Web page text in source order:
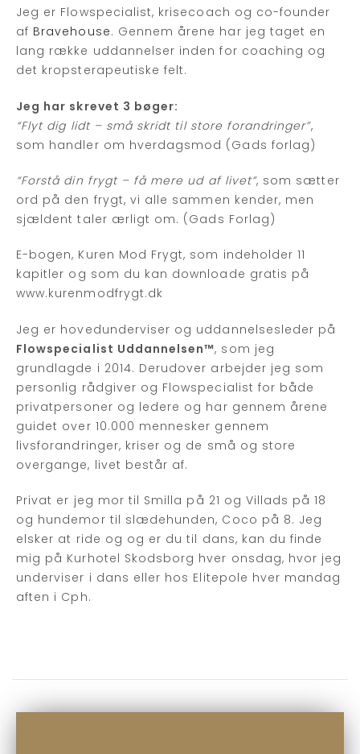
Jeg er Flowspecialist, krisecoach og co-founder
af Bravehouse. Gennem årene har jeg taget en
lang række uddannelser inden for coaching og
det kropsterapeutiske felt.
Jeg har skrevet 3 bøger:
“Flyt dig lidt – små skridt til store forandringer”,
som handler om hverdagsmod (Gads forlag)
“Forstå din frygt – få mere ud af livet”, som sætter
ord på den frygt, vi alle sammen kender, men
sjældent taler ærligt om. (Gads Forlag)
E-bogen, Kuren Mod Frygt, som indeholder 11
kapitler og som du kan downloade gratis på
www.kurenmodfrygt.dk
Jeg er hovedunderviser og uddannelsesleder på
Flowspecialist Uddannelsen™, som jeg
grundlagde i 2014. Derudover arbejder jeg som
personlig rådgiver og Flowspecialist for både
privatpersoner og ledere og har gennem årene
guidet over 10.000 mennesker gennem
livsforandringer, kriser og de små og store
overgange, livet består af.
Privat er jeg mor til Smilla på 21 og Villads på 18
og hundemor til slædehunden, Coco på 8. Jeg
elsker at ride og og er du til dans, kan du finde
mig på Kurhotel Skodsborg hver onsdag, hvor jeg
underviser i dans eller hos Elitepole hver mandag
aften i Cph.